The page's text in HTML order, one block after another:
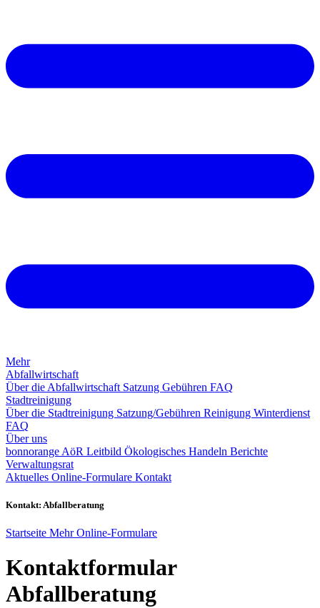
Mehr
Abfallwirtschaft
Über die Abfallwirtschaft Satzung Gebühren FAQ
Stadtreinigung
Über die Stadtreinigung Satzung/Gebühren Reinigung Winterdienst
FAQ
Über uns
bonnorange AöR Leitbild Ökologisches Handeln Berichte
Verwaltungsrat
Aktuelles Online-Formulare Kontakt
Kontakt: Abfallberatung
Startseite MehrOnline-Formulare
Kontaktformular
Abfallberatung